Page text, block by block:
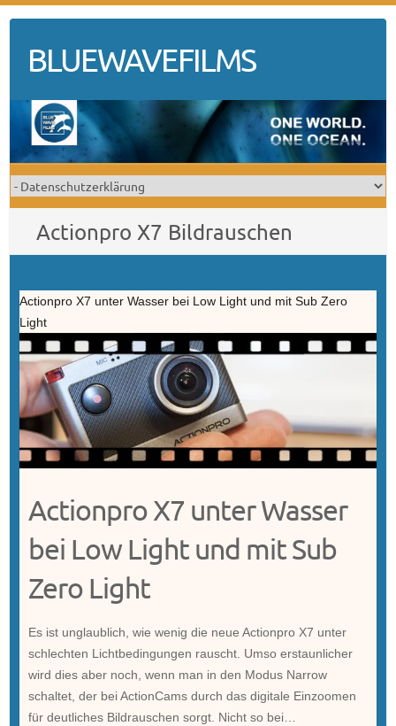
contentBLUEWAVEFILMS
Actionpro X7 Bildrauschen
Actionpro X7 unter Wasser bei Low Light und mit Sub Zero
Light
Actionpro X7 unter Wasser
bei Low Light und mit Sub
Zero Light
Es ist unglaublich, wie wenig die neue Actionpro X7 unter
schlechten Lichtbedingungen rauscht. Umso erstaunlicher
wird dies aber noch, wenn man in den Modus Narrow
schaltet, der bei ActionCams durch das digitale Einzoomen
für deutliches Bildrauschen sorgt. Nicht so bei…